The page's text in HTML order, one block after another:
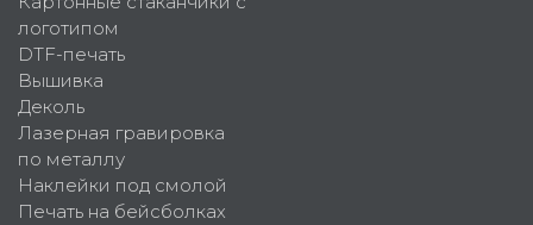
логотипом
DTF-печать
Вышивка
Деколь
Лазерная гравировка
по металлу
Наклейки под смолой
Печать на бейсболках